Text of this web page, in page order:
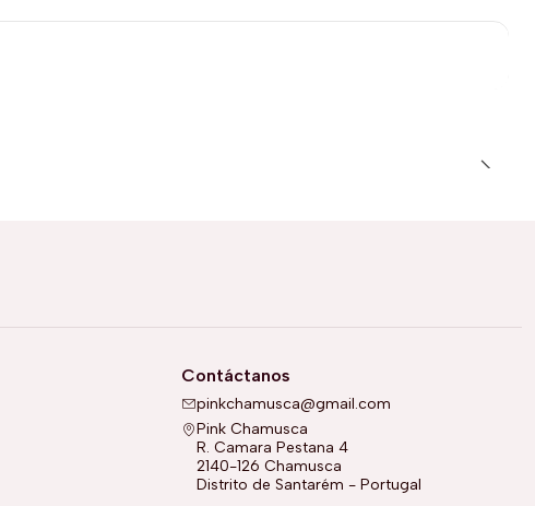
Contáctanos
pinkchamusca@gmail.com
Pink Chamusca
R. Camara Pestana 4
2140-126 Chamusca
Distrito de Santarém - Portugal